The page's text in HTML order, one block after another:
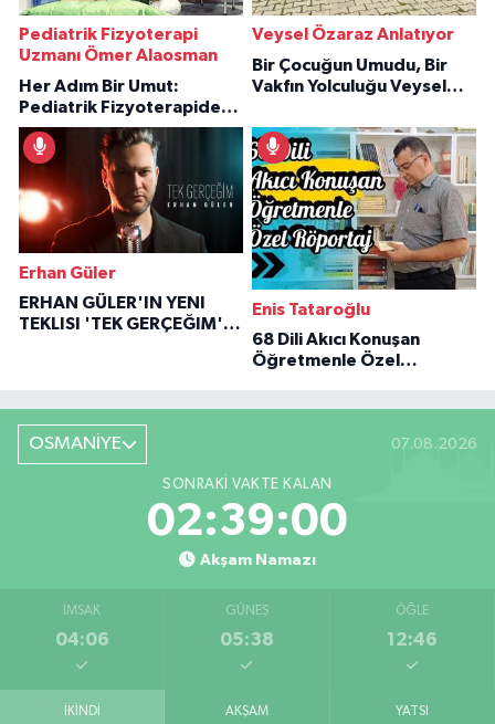
Pediatrik Fizyoterapi
Uzmanı Ömer Alaosman
Her Adım Bir Umut:
Pediatrik Fizyoterapiden
İlham Veren Hikâyeler
Veysel Özaraz Anlatıyor
Bir Çocuğun Umudu, Bir
Vakfın Yolculuğu Veysel
Erhan Güler
ERHAN GÜLER'IN YENI
TEKLISI 'TEK GERÇEĞIM'LE
Enis Tataroğlu
68 Dili Akıcı Konuşan
Öğretmenle Özel
OSMANİYE 07.08.2026
SONRAKI VAKTE KALAN
02:38:59
Akşam Namazı
İMSAK
04:06
GÜNEŞ
05:38
ÖĞLE
12:46
İKINDI AKŞAM YATSI